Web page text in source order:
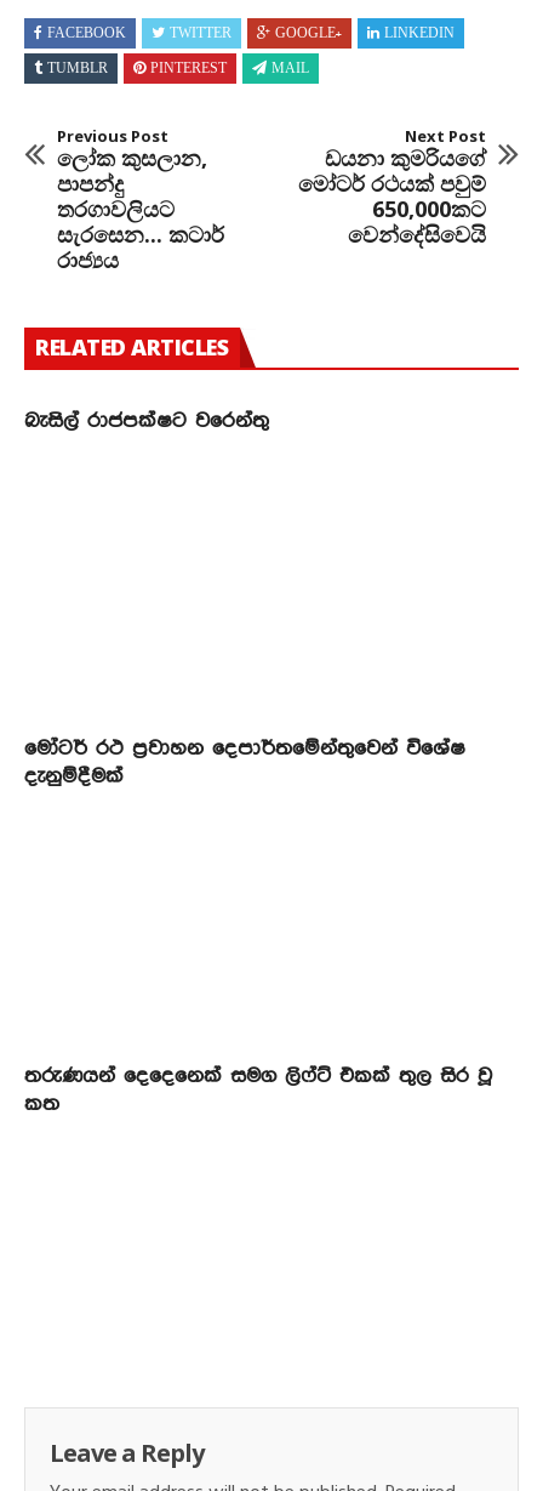
FACEBOOK TWITTER GOOGLE+ LINKEDIN
TUMBLR PINTEREST MAIL
Previous Post
ලෝක කුසලාන,
පාපන්දු
තරගාවලියට
සැරසෙන... කටාර්
රාජ්‍යය
Next Post
ඩයනා කුමරියගේ
මෝටර් රථයක් පවුම්
650,000කට
වෙන්දේසිවෙයි
RELATED ARTICLES
බැසිල් රාජපක්ෂට වරෙන්තු
මෝටර් රථ ප්‍රවාහන දෙපාර්තමේන්තුවෙන් විශේෂ
දැනුම්දීමක්
තරුණයන් දෙදෙනෙක් සමග ලිෆ්ට් එකක් තුල සිර වූ
කත
Leave a Reply